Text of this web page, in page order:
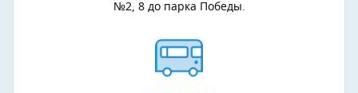
№2, 8 до парка Победы.